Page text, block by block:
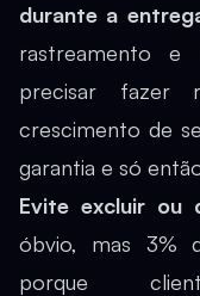
durante a
rastreamento e
precisar fazer
crescimento de
garantia e só
Evite excluir ou
óbvio, mas 3%
porque